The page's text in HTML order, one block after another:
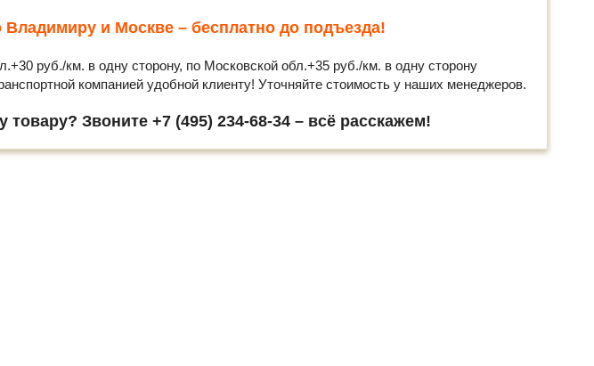
Владимиру и Москве – бесплатно до подъезда!
руб./км. в одну сторону, по Московской обл.+35 руб./км. в одну сторону
компанией удобной клиенту! Уточняйте стоимость у наших менеджеров.
Звоните +7 (495) 234-68-34 – всё расскажем!